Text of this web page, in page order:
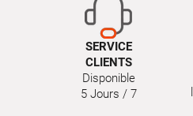
SERVICE
CLIENTS
Disponible
5 Jours / 7